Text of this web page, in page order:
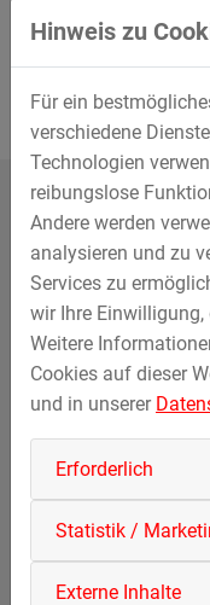
überzeugen
Thema samt
Hinweis zu
Für ein
verschiedene
Technologien
reibungslose
Andere werden
analysieren und zu
Services zu
wir Ihre
Weitere
Cookies auf dieser
und in unserer
Erforderlich
Statistik /
Externe Inhalte